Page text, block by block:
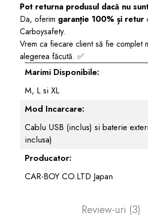
Pot returna produsul dacă nu
Da, oferim garanție 100% și retur
Carboysafety.
Vrem ca fiecare client să fie complet
alegerea făcută. ✅
Marimi Disponibile:
M, L si XL
Mod Incarcare:
Cablu USB (inclus) si baterie
inclusa)
Producator:
CAR-BOY CO.LTD Japan
Review-uri (3)